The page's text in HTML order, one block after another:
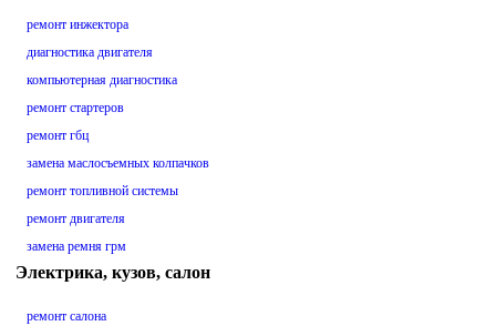
ремонт инжектора
диагностика двигателя
компьютерная диагностика
ремонт стартеров
ремонт гбц
замена маслосъемных колпачков
ремонт топливной системы
ремонт двигателя
замена ремня грм
Электрика, кузов, салон
ремонт салона